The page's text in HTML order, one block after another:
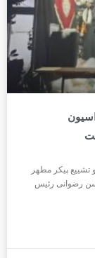
پیکر مطهر
رضوانی رئیس